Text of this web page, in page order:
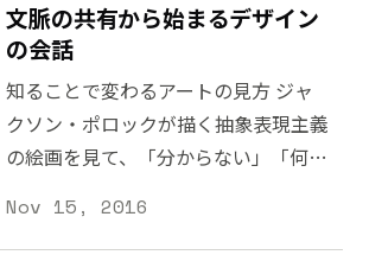
文脈の共有から始まるデザイン
の会話
知ることで変わるアートの見方 ジャ
クソン・ポロックが描く抽象表現主義
の絵画を見て、「分からない」「何か
述べる方はいると思います。彼の作品
だけでなくとも、美術・芸術作品には
Nov 15, 2016